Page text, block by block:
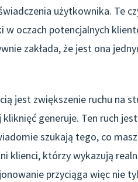
użytkownika. Te
w oczach potencjalnych
zakłada, że jest ona
jest zwiększenie ruchu na
generuje. Ten ruch
szukają tego, co
klienci, którzy wykazują
przyciąga więc nie